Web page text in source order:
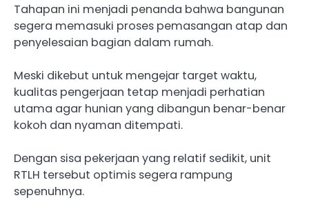
Tahapan ini menjadi penanda bahwa bangunan
segera memasuki proses pemasangan atap dan
penyelesaian bagian dalam rumah.
Meski dikebut untuk mengejar target waktu,
kualitas pengerjaan tetap menjadi perhatian
utama agar hunian yang dibangun benar-benar
kokoh dan nyaman ditempati.
Dengan sisa pekerjaan yang relatif sedikit, unit
RTLH tersebut optimis segera rampung
sepenuhnya.